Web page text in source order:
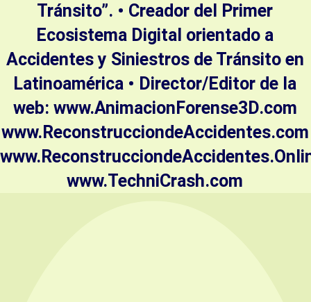
Tránsito”. • Creador del Primer
Ecosistema Digital orientado a
Accidentes y Siniestros de Tránsito en
Latinoamérica • Director/Editor de la
web: www.AnimacionForense3D.com
www.ReconstrucciondeAccidentes.com
www.TechniCrash.com